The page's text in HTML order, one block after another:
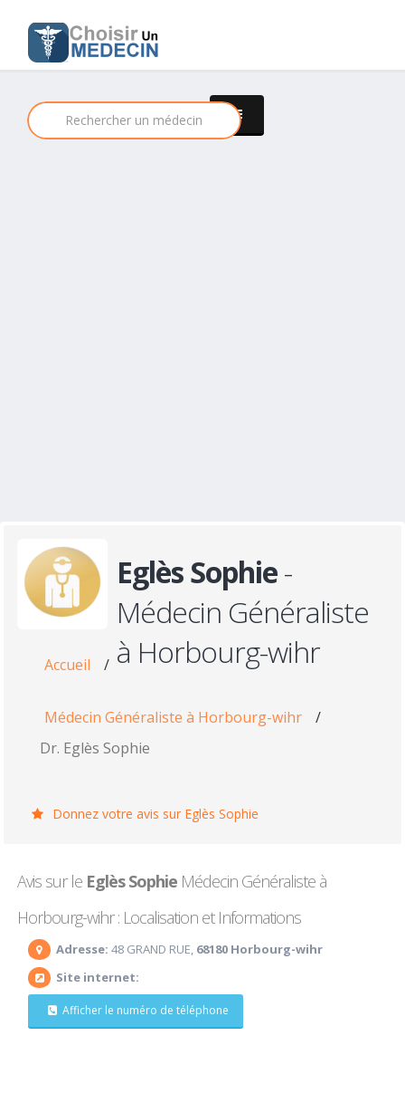
Eglès Sophie-
Médecin Généraliste
à Horbourg-wihr
Accueil /
Médecin Généraliste à Horbourg-wihr
/
Dr. Eglès Sophie
Donnez votre avis sur Eglès Sophie
Avis sur le Eglès Sophie Médecin Généraliste à
Horbourg-wihr : Localisation et Informations
Adresse: 48 GRAND RUE, 68180 Horbourg-wihr
Site internet:
Afficher le numéro de téléphone